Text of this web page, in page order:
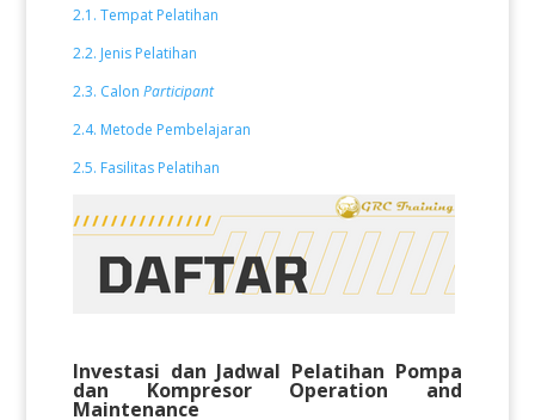
2.1. Tempat Pelatihan
2.2. Jenis Pelatihan
2.3. Calon Participant
2.4. Metode Pembelajaran
2.5. Fasilitas Pelatihan
Investasi dan Jadwal Pelatihan Pompa
dan Kompresor Operation and
Maintenance